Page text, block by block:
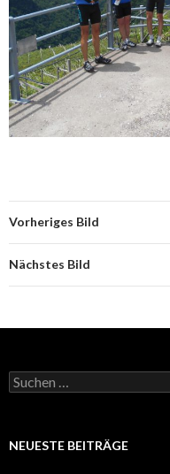
Vorheriges Bild
Nächstes Bild
S
u
e
NEUESTE BEITRÄGE